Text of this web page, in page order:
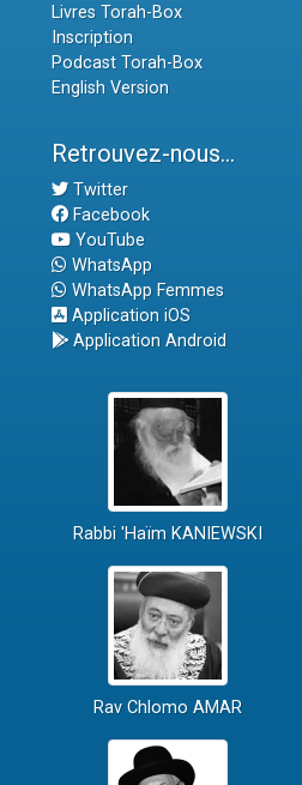
Livres Torah-Box
Inscription
Podcast Torah-Box
English Version
Retrouvez-nous...
Twitter
Facebook
YouTube
WhatsApp
WhatsApp Femmes
Application iOS
Application Android
Rabbi 'Haïm KANIEWSKI
Rav Chlomo AMAR